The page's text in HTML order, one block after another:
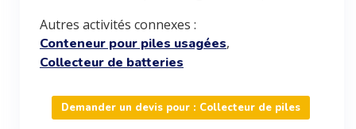
Autres activités connexes :
Conteneur pour piles usagées,
Collecteur de batteries
Demander un devis pour : Collecteur de piles